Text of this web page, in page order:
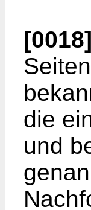
[0018]
die
und